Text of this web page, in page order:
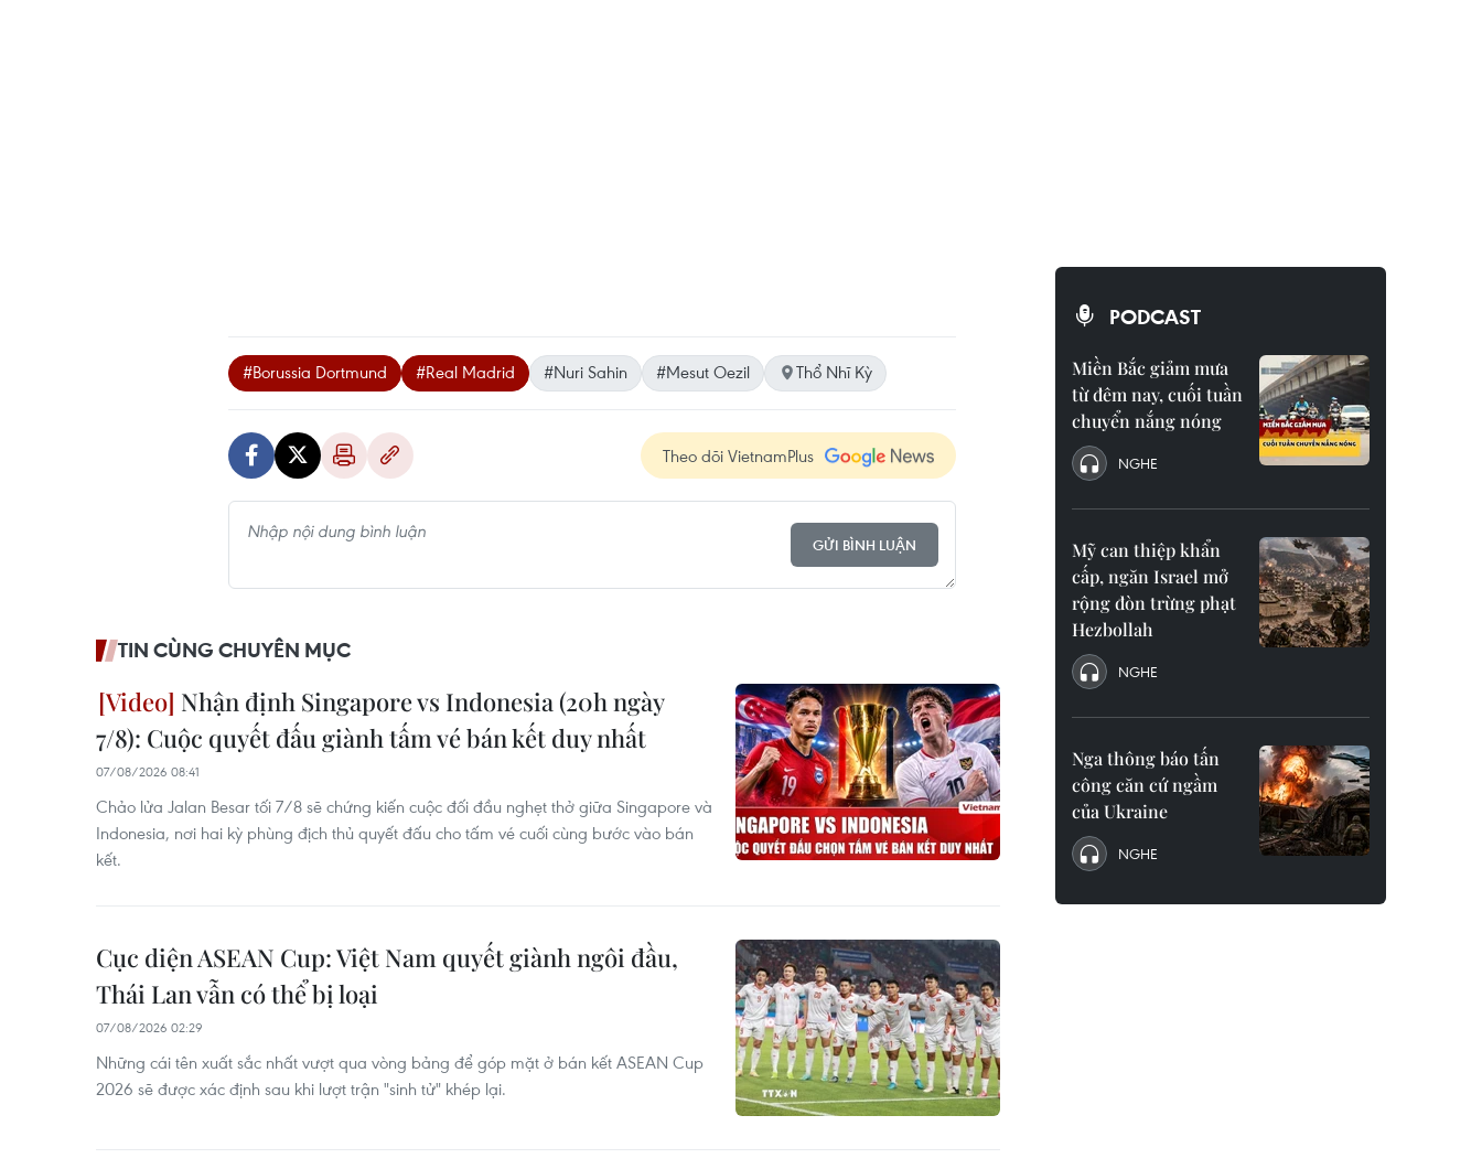
#Borussia Dortmund #Real Madrid #Nuri Sahin #Mesut Oezil Thổ Nhĩ Kỳ
Theo dõi VietnamPlus
GỬI BÌNH LUẬN
TIN CÙNG CHUYÊN MỤC
Nhận định Singapore vs Indonesia (20h ngày
7/8): Cuộc quyết đấu giành tấm vé bán kết duy nhất
07/08/2026 08:41
Chảo lửa Jalan Besar tối 7/8 sẽ chứng kiến cuộc đối đầu nghẹt thở giữa Singapore và
Indonesia, nơi hai kỳ phùng địch thủ quyết đấu cho tấm vé cuối cùng bước vào bán
kết.
Cục diện ASEAN Cup: Việt Nam quyết giành ngôi đầu,
Thái Lan vẫn có thể bị loại
07/08/2026 02:29
Những cái tên xuất sắc nhất vượt qua vòng bảng để góp mặt ở bán kết ASEAN Cup
2026 sẽ được xác định sau khi lượt trận "sinh tử" khép lại.
PODCAST
Miền Bắc giảm mưa
từ đêm nay, cuối tuần
chuyển nắng nóng
NGHE
Mỹ can thiệp khẩn
cấp, ngăn Israel mở
rộng đòn trừng phạt
Hezbollah
NGHE
Nga thông báo tấn
công căn cứ ngầm
của Ukraine
NGHE